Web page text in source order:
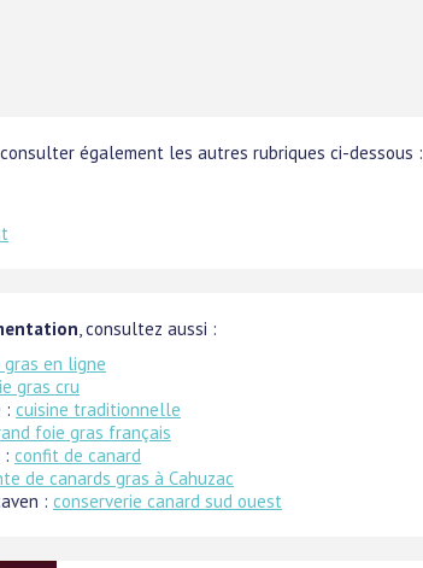
également les autres rubriques ci-dessous :
, consultez aussi :
gras en ligne
gras cru
: cuisine traditionnelle
foie gras français
: confit de canard
de canards gras à Cahuzac
: conserverie canard sud ouest